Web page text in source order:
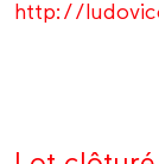
http://